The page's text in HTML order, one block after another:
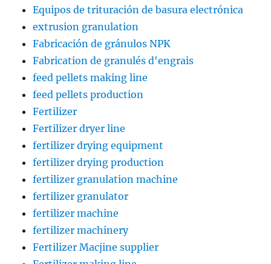
Equipos de trituración de basura electrónica
extrusion granulation
Fabricación de gránulos NPK
Fabrication de granulés d'engrais
feed pellets making line
feed pellets production
Fertilizer
Fertilizer dryer line
fertilizer drying equipment
fertilizer drying production
fertilizer granulation machine
fertilizer granulator
fertilizer machine
fertilizer machinery
Fertilizer Macjine supplier